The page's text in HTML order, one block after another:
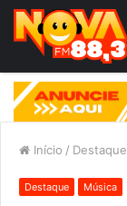
Início / Destaque
Destaque Música